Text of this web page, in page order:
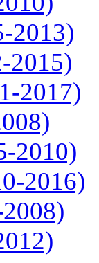
2013)
2015)
2017)
2010)
2016)